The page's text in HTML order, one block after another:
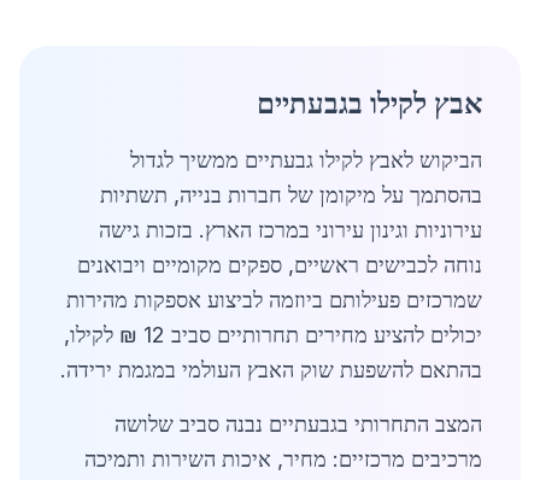
אבץ לקילו בגבעתיים
הביקוש לאבץ לקילו גבעתיים ממשיך לגדול
בהסתמך על מיקומן של חברות בנייה, תשתיות
עירוניות וגינון עירוני במרכז הארץ. בזכות גישה
נוחה לכבישים ראשיים, ספקים מקומיים ויבואנים
שמרכזים פעילותם ביוזמה לביצוע אספקות מהירות
יכולים להציע מחירים תחרותיים סביב 12 ₪ לקילו,
בהתאם להשפעת שוק האבץ העולמי במגמת ירידה.
המצב התחרותי בגבעתיים נבנה סביב שלושה
מרכיבים מרכזיים: מחיר, איכות השירות ותמיכה